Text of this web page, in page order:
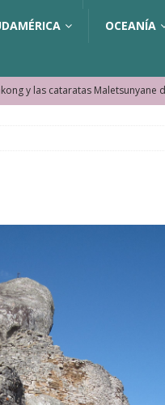
OCEANÍA
y las cataratas Maletsunyane
los lugares que visitamos o
La historia de la misteriosa
Manama. La capital de Baréin
El barrio más castizo de Malabo